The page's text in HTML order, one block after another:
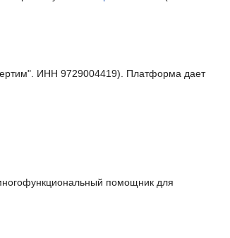
ИНН 9729004419). Платформа дает
помощник для